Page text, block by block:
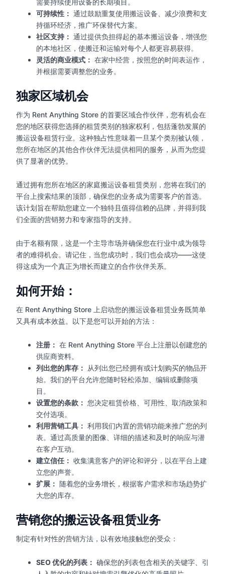
需要持续使用设备的长期项目。
可持续性： 通过鼓励重复使用搬运设备、减少浪费和支
持循环经济，推广环保替代方案。
社区支持： 通过提供负担得起的基本搬运设备，增强您
的本地社区，使搬迁和运输对每个人都更容易获得。
灵活的商业模式： 在家中经营，按照您的时间表运作，
并根据需要调整您的业务。
独家区域机会
作为 Rent Anything Store 的首要区域合作伙伴，您有机会在
您的地区获得您选择的租赁类别的独家权利，包括蓬勃发展的
搬运设备租赁行业。这种独占性意味着一旦某个类别被认领，
您所在地区的其他合作伙伴无法提供相同的服务，从而为您提
供了显著的优势。
通过拥有您所在地区的家庭搬运设备租赁类别，您将在我们的
平台上搜索结果的顶部，确保您的业务成为需要客户的首选。
该计划旨在帮助您建立一个独特且值得信赖的品牌，并得到我
们全面的营销努力和专家指导的支持。
由于名额有限，这是一个主导市场并确保您在行业中成为领导
者的难得机会。请记住，当您成功时，我们也会成功——这使
得这成为一个真正为增长而建立的合作伙伴关系。
如何开始：
在 Rent Anything Store 上启动您的搬运设备租赁业务既简单
又具有成本效益。以下是您可以开始的方法：
注册： 在 Rent Anything Store 平台上注册以创建您的
供应商资料。
列出您的库存：
从列出您已经拥有或计划购买的物品开
始。我们的平台允许您随时轻松添加、编辑或删除项
目。
设置您的条款： 您决定租赁价格、可用性、取消政策和
交付选项。
利用营销工具： 利用我们内置的营销功能来推广您的列
表。通过高质量的图像、详细的描述和及时的响应与潜
在客户互动。
建立信任： 收集满意客户的评论和评分，以在平台上建
立您的声誉。
扩展： 随着您的业务增长，根据客户需求和市场趋势扩
大您的库存。
营销您的搬运设备租赁业务
制定有针对性的营销方法，以有效地接触您的受众：
SEO 优化的列表： 确保您的列表包含相关的关键字、引